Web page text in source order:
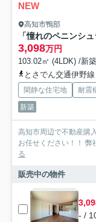
NEW
高知市鴨部
3,098万円
103.02㎡ (4LDK) /新
とさでん交通伊野
閑静な住宅地 耐震
新築
高知市周辺で不動産購
お任せください！！ 弊
る
販売中の物件
- /